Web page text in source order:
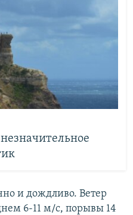
и дождливо. Ветер
6-11 м/с, порывы 14